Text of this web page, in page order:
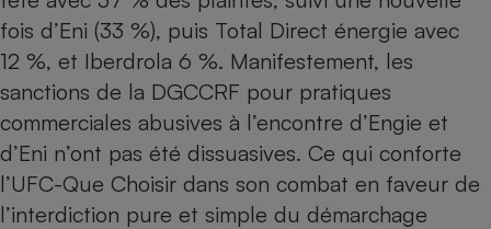
fois d’Eni (33 %), puis Total Direct énergie avec
12 %, et Iberdrola 6 %. Manifestement, les
sanctions de la DGCCRF pour pratiques
commerciales abusives à l’encontre d’Engie et
d’Eni n’ont pas été dissuasives. Ce qui conforte
l’UFC-Que Choisir dans son combat en faveur de
l’interdiction pure et simple du démarchage